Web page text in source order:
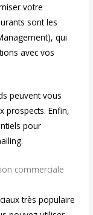
votre
sont les
qui
avec vos
peuvent vous
prospects. Enfin,
pour
commerciale
très populaire